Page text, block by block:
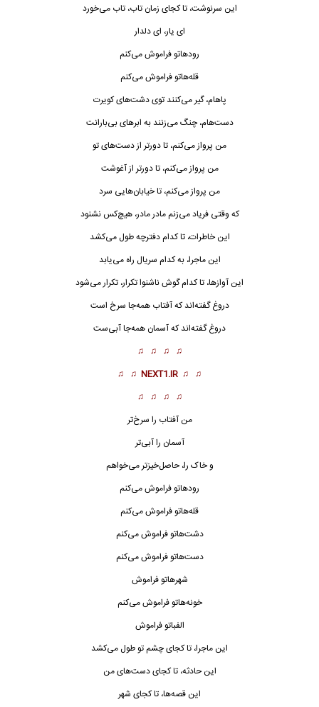
این سرنوشت، تا کجای زمان تاب، تاب می‌خورد
ای یار، ای دلدار
رودهاتو فراموش می‌کنم
قله‌هاتو فراموش می‌کنم
پاهام، گیر می‌کنند توی دشت‌های کویرت
دست‌هام، چنگ می‌زنند به ابرهای بی‌بارانت
من پرواز می‌کنم، تا دورتر از دست‌های تو
من پرواز می‌کنم، تا دورتر از آغوشت
من پرواز می‌کنم، تا خیابان‌هایی سرد
که وقتی فریاد می‌زنم مادر مادر، هیچ‌کس نشنود
این خاطرات، تا کدام دفترچه طول می‌کشد
این ماجرا، به کدام سریال راه می‌یابد
این آوازها، تا کدام گوش ناشنوا تکرار، تکرار می‌شود
دروغ گفته‌اند که آفتاب همه‌جا سرخ است
دروغ گفته‌اند که آسمان همه‌جا آبی‌ست
♫ ♫ ♫ ♫
♫ ♫
NEXT1.IR
♫ ♫
♫ ♫ ♫ ♫
من آفتاب را سرخ‌تر
آسمان را آبی‌تر
و خاک را، حاصل‌خیزتر می‌خواهم
رودهاتو فراموش می‌کنم
قله‌هاتو فراموش می‌کنم
دشت‌هاتو فراموش می‌کنم
دست‌هاتو فراموش می‌کنم
شهرهاتو فراموش
خونه‌هاتو فراموش می‌کنم
الفباتو فراموش
این ماجرا، تا کجای چشم تو طول می‌کشد
این حادثه، تا کجای دست‌های من
این قصه‌ها، تا کجای شهر